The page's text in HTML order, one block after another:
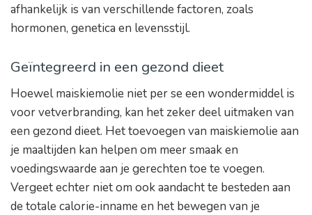
afhankelijk is van verschillende factoren, zoals
hormonen, genetica en levensstijl.
Geïntegreerd in een gezond dieet
Hoewel maiskiemolie niet per se een wondermiddel is
voor vetverbranding, kan het zeker deel uitmaken van
een gezond dieet. Het toevoegen van maiskiemolie aan
je maaltijden kan helpen om meer smaak en
voedingswaarde aan je gerechten toe te voegen.
Vergeet echter niet om ook aandacht te besteden aan
de totale calorie-inname en het bewegen van je